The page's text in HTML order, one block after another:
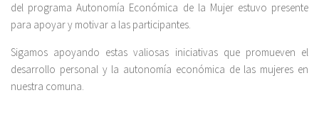
del programa Autonomía Económica de la Mujer estuvo presente
para apoyar y motivar a las participantes.
Sigamos apoyando estas valiosas iniciativas que promueven el
desarrollo personal y la autonomía económica de las mujeres en
nuestra comuna.